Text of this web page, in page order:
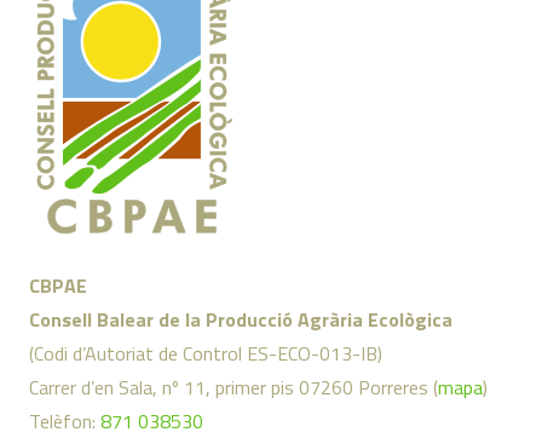
CBPAE
Consell Balear de la Producció Agrària Ecològica
(Codi d’Autoriat de Control ES-ECO-013-IB)
Carrer d’en Sala, nº 11, primer pis 07260 Porreres (mapa)
Telèfon: 871 038530